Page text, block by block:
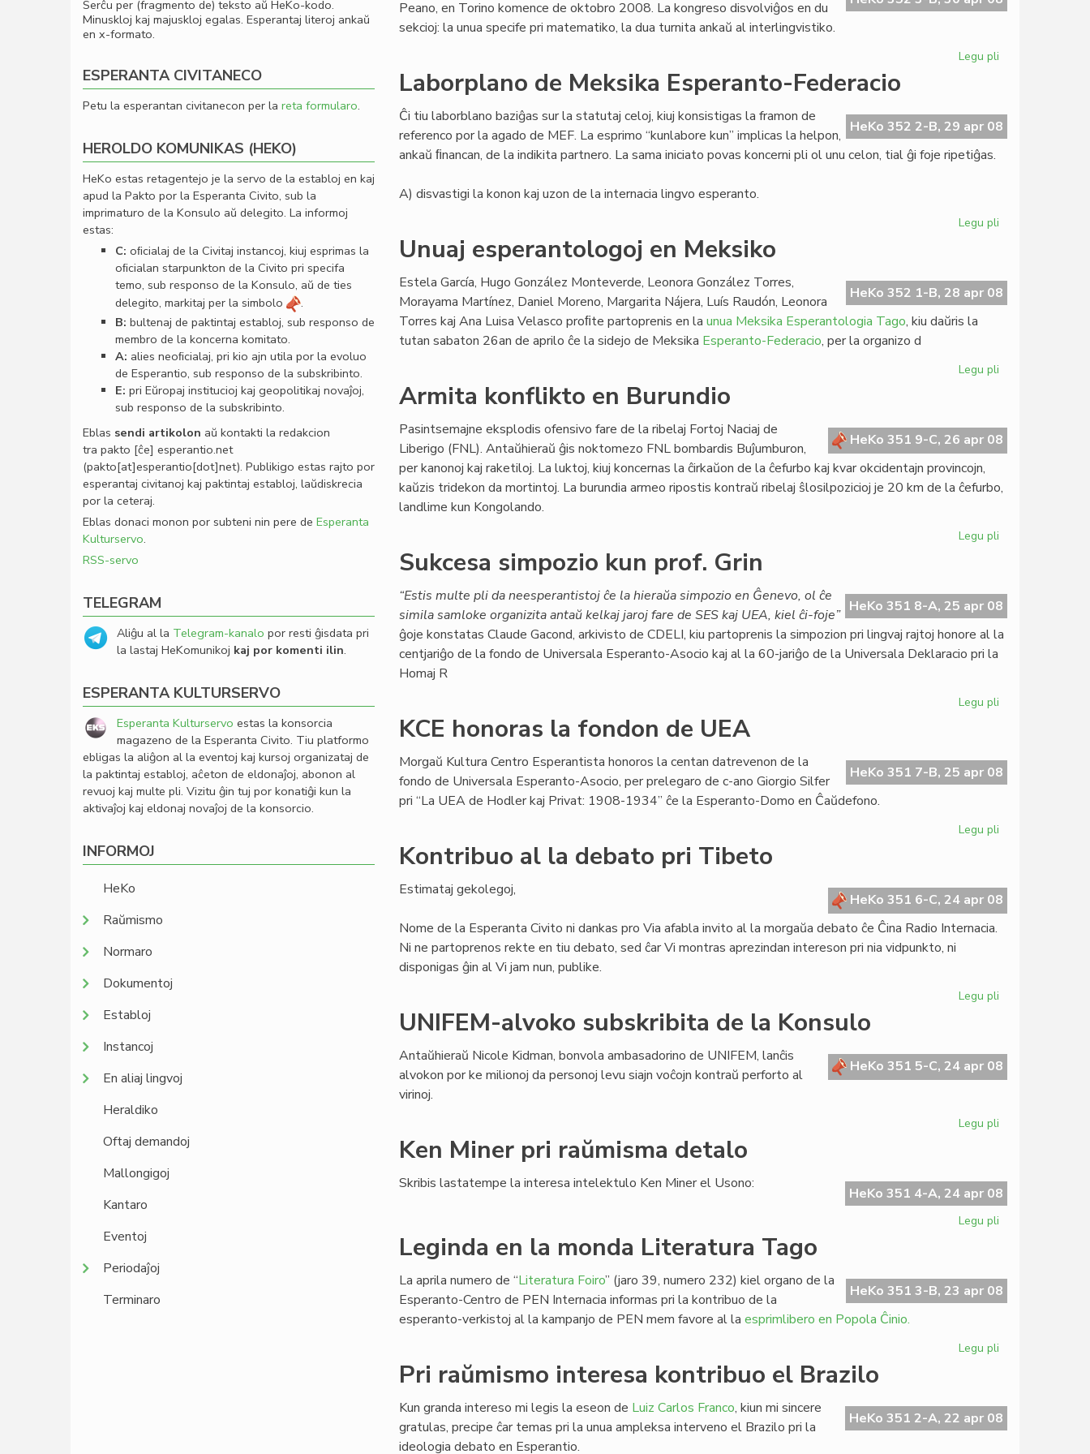
Peano, en Torino komence de oktobro 2008. La kongreso disvolviĝos en du
sekcioj: la unua specife pri matematiko, la dua turnita ankaŭ al interlingvistiko.
Legu pli
Giuseppe
Peano
Laborplano de Meksika Esperanto-Federacio
HeKo 352 2-B, 29 apr 08
Ĉi tiu laborblano baziĝas sur la statutaj celoj, kiuj konsistigas la framon de
referenco por la agado de MEF. La esprimo “kunlabore kun” implicas la helpon,
ankaŭ ﬁnancan, de la indikita partnero. La sama iniciato povas koncerni pli ol unu celon, tial ĝi foje ripetiĝas.
A) disvastigi la konon kaj uzon de la internacia lingvo esperanto.
Legu pli
Esperanto-
Federacio
Unuaj esperantologoj en Meksiko
HeKo 352 1-B, 28 apr 08
Estela García, Hugo González Monteverde, Leonora González Torres,
Morayama Martínez, Daniel Moreno, Margarita Nájera, Luís Raudón, Leonora
Torres kaj Ana Luisa Velasco proﬁte partoprenis en la unua Meksika Esperantologia Tago, kiu daŭris la
tutan sabaton 26an de aprilo ĉe la sidejo de Meksika Esperanto-Federacio, per la organizo d
Legu pli
Meksiko
Armita konflikto en Burundio
HeKo 351 9-C, 26 apr 08
Pasintsemajne eksplodis ofensivo fare de la ribelaj Fortoj Naciaj de
Liberigo (FNL). Antaŭhieraŭ ĝis noktomezo FNL bombardis Buĵumburon,
per kanonoj kaj raketiloj. La luktoj, kiuj koncernas la ĉirkaŭon de la ĉefurbo kaj kvar okcidentajn provincojn,
kaŭzis tridekon da mortintoj. La burundia armeo ripostis kontraŭ ribelaj ŝlosilpozicioj je 20 km de la ĉefurbo,
landlime kun Kongolando.
Legu pli
Burundio
Sukcesa simpozio kun prof. Grin
HeKo 351 8-A, 25 apr 08
“Estis multe pli da neesperantistoj ĉe la hieraŭa simpozio en Ĝenevo, ol ĉe
simila samloke organizita antaŭ kelkaj jaroj fare de SES kaj UEA, kiel ĉi-foje”
ĝoje konstatas Claude Gacond, arkivisto de CDELI, kiu partoprenis la simpozion pri lingvaj rajtoj honore al la
centjariĝo de la fondo de Universala Esperanto-Asocio kaj al la 60-jariĝo de la Universala Deklaracio pri la
Homaj R
Legu pli
prof.
Grin
KCE honoras la fondon de UEA
HeKo 351 7-B, 25 apr 08
Morgaŭ Kultura Centro Esperantista honoros la centan datrevenon de la
fondo de Universala Esperanto-Asocio, per prelegaro de c-ano Giorgio Silfer
pri “La UEA de Hodler kaj Privat: 1908-1934” ĉe la Esperanto-Domo en Ĉaŭdefono.
Legu pli
fondon
de
Kontribuo al la debato pri Tibeto
HeKo 351 6-C, 24 apr 08
Estimataj gekolegoj,
Nome de la Esperanta Civito ni dankas pro Via afabla invito al la morgaŭa debato ĉe Ĉina Radio Internacia.
Ni ne partoprenos rekte en tiu debato, sed ĉar Vi montras aprezindan intereson pri nia vidpunkto, ni
disponigas ĝin al Vi jam nun, publike.
Legu pli
debato
pri
UNIFEM-alvoko subskribita de la Konsulo
HeKo 351 5-C, 24 apr 08
Antaŭhieraŭ Nicole Kidman, bonvola ambasadorino de UNIFEM, lanĉis
alvokon por ke milionoj da personoj levu siajn voĉojn kontraŭ perforto al
virinoj.
Legu pli
de
la
Ken Miner pri raŭmisma detalo
HeKo 351 4-A, 24 apr 08
Skribis lastatempe la interesa intelektulo Ken Miner el Usono:
Legu pli
raŭmisma
detalo
Leginda en la monda Literatura Tago
HeKo 351 3-B, 23 apr 08
La aprila numero de “Literatura Foiro” (jaro 39, numero 232) kiel organo de la
Esperanto-Centro de PEN Internacia informas pri la kontribuo de la
esperanto-verkistoj al la kampanjo de PEN mem favore al la esprimlibero en Popola Ĉinio.
Legu pli
monda
Literatura
Pri raŭmismo interesa kontribuo el Brazilo
HeKo 351 2-A, 22 apr 08
Kun granda intereso mi legis la eseon de Luiz Carlos Franco, kiun mi sincere
gratulas, precipe ĉar temas pri la unua ampleksa interveno el Brazilo pri la
ideologia debato en Esperantio.
Serĉu per (fragmento de) teksto aŭ HeKo-kodo.
Minuskloj kaj majuskloj egalas. Esperantaj literoj ankaŭ
en x-formato.
ESPERANTA CIVITANECO
Petu la esperantan civitanecon per la reta formularo.
HEROLDO KOMUNIKAS (HEKO)
HeKo estas retagentejo je la servo de la establoj en kaj
apud la Pakto por la Esperanta Civito, sub la
imprimaturo de la Konsulo aŭ delegito. La informoj
estas:
C: oﬁcialaj de la Civitaj instancoj, kiuj esprimas la
oﬁcialan starpunkton de la Civito pri specifa
temo, sub responso de la Konsulo, aŭ de ties
delegito, markitaj per la simbolo
.
B: bultenaj de paktintaj establoj, sub responso de
membro de la koncerna komitato.
A: alies neoﬁcialaj, pri kio ajn utila por la evoluo
de Esperantio, sub responso de la subskribinto.
E: pri Eŭropaj institucioj kaj geopolitikaj novaĵoj,
sub responso de la subskribinto.
Eblas sendi artikolon aŭ kontakti la redakcion
tra pakto [ĉe] esperantio.net
(pakto[at]esperantio[dot]net). Publikigo estas rajto por
esperantaj civitanoj kaj paktintaj establoj, laŭdiskrecia
por la ceteraj.
Eblas donaci monon por subteni nin pere de Esperanta
Kulturservo.
RSS-servo
TELEGRAM
Aliĝu al la Telegram-kanalo por resti ĝisdata pri
la lastaj HeKomunikoj kaj por komenti ilin.
ESPERANTA KULTURSERVO
Esperanta Kulturservo estas la konsorcia
magazeno de la Esperanta Civito. Tiu platformo
ebligas la aliĝon al la eventoj kaj kursoj organizataj de
la paktintaj establoj, aĉeton de eldonaĵoj, abonon al
revuoj kaj multe pli. Vizitu ĝin tuj por konatiĝi kun la
aktivaĵoj kaj eldonaj novaĵoj de la konsorcio.
INFORMOJ
HeKo
Raŭmismo
Normaro
Dokumentoj
Establoj
Instancoj
En aliaj lingvoj
Heraldiko
Oftaj demandoj
Mallongigoj
Kantaro
Eventoj
Periodaĵoj
Terminaro